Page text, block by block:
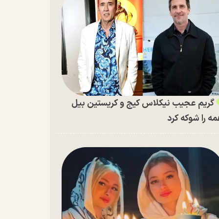
گریم عجیب نیکلاس کیج و کریستین بیل
را شوکه کرد